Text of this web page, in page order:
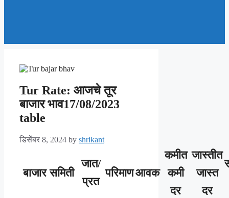
Tur Rate: आजचे तूर
बाजार भाव17/08/2023
table
डिसेंबर 8, 2024 by shrikant
बाजार समिती
जात/
प्रत
परिमाणआवक
कमीत
कमी
दर
जास्तीत
जास्त
दर